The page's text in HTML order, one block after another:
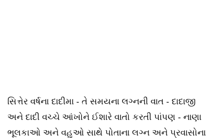
સિત્તેર વર્ષના દાદીમા - તે સમયના લગ્નની વાત - દાદાજી
અને દાદી વચ્ચે આંખોને ઈશારે વાતો કરતી પાંપણ - નાણા
ભૂલકાઓ અને વહુઓ સાથે પોતાના લગ્ન અને પ્રવાસોના